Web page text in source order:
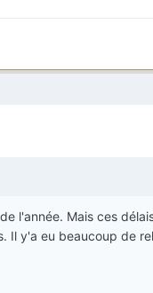
l'année. Mais ces
Il y'a eu beaucoup de